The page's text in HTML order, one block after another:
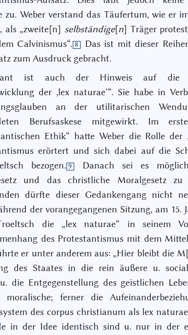
zu. Weber verstand das Täufertum, wie er
als „zweite[n] selbständige[n] Träger
Calvinismus“. 8
Das ist mit dieser
zum Ausdruck gebracht.
ist auch der Hinweis auf die
der ,lex naturae‘“. Sie habe in
an der utilitarischen
Berufsaskese mitgewirkt. Im
Ethik“ hatte Weber die Rolle der
erörtert und sich dabei auf die
bezogen. 9
Danach sei es
und das christliche Moralgesetz zu
dürfte dieser Gedankengang nicht
der vorangegangenen Sitzung, am 15.
die „lex naturae“ in seinem
des Protestantismus mit dem
er unter anderem aus: „Hier bleibt die
des Staates in die rein äußere u.
die Entgegenstellung des geistlichen
moralische; ferner die
des corpus christianum als lex
in der Idee identisch sind u. nur in der